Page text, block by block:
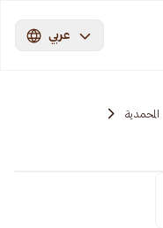
عربي
المحمدية